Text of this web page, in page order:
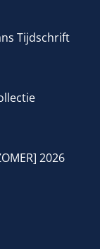
Tijdschrift
2026